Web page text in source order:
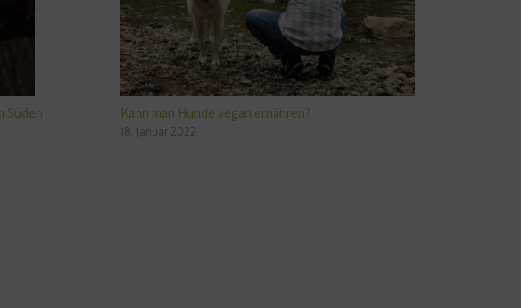
Süden
Kann man Hunde vegan ernähren?
18. Januar 2022